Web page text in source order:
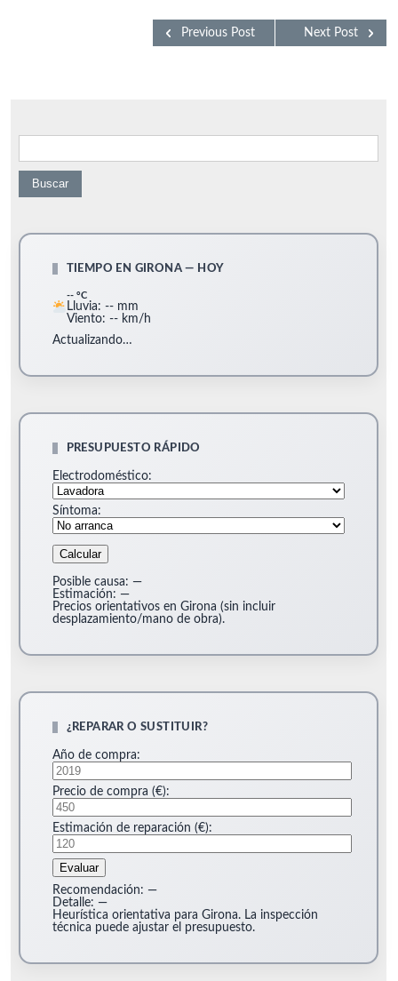
Next Post
Previous Post
Buscar:
TIEMPO EN GIRONA — HOY
-- °C
Lluvia: -- mm
Viento: -- km/h
Actualizando…
PRESUPUESTO RÁPIDO
Electrodoméstico:
Síntoma:
Calcular
Posible causa: —
Estimación: —
Precios orientativos en Girona (sin incluir
desplazamiento/mano de obra).
¿REPARAR O SUSTITUIR?
Año de compra:
Precio de compra (€):
Estimación de reparación (€):
Evaluar
Recomendación: —
Detalle: —
Heurística orientativa para Girona. La inspección
técnica puede ajustar el presupuesto.